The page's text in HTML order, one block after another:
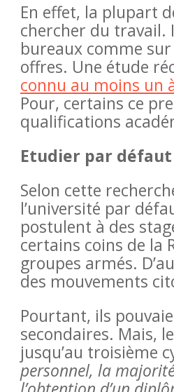
En effet, la plupart
chercher du travail.
bureaux comme
offres. Une étude
connu au moins un
Pour, certains ce
qualifications
Etudier par défaut
Selon cette
l’université par
postulent à des
certains coins de la
groupes armés.
des mouvements
Pourtant, ils
secondaires. Mais,
jusqu’au troisième
personnel, la
Butembo et ailleurs,
des violences,
ainsi que du